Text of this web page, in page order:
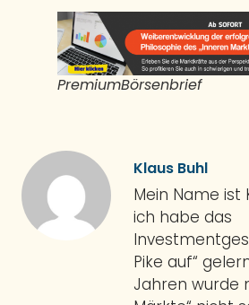
PremiumBörsenbrief
Klaus Buhl
Mein Name ist
ich habe das
Pike auf“
Jahren wurde